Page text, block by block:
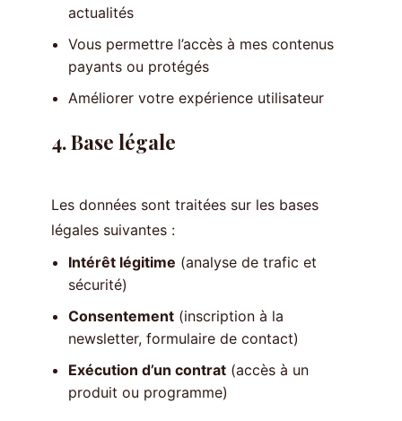
actualités
Vous permettre l’accès à mes contenus
payants ou protégés
Améliorer votre expérience utilisateur
4. Base légale
Les données sont traitées sur les bases
légales suivantes :
Intérêt légitime (analyse de trafic et
sécurité)
Consentement (inscription à la
newsletter, formulaire de contact)
Exécution d’un contrat (accès à un
produit ou programme)